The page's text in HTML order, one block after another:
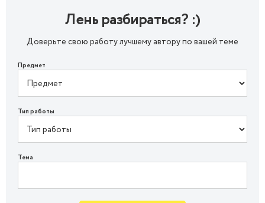
Лень разбираться? :)
Доверьте свою работу лучшему автору по вашей теме
Предмет
Тип работы
Тема